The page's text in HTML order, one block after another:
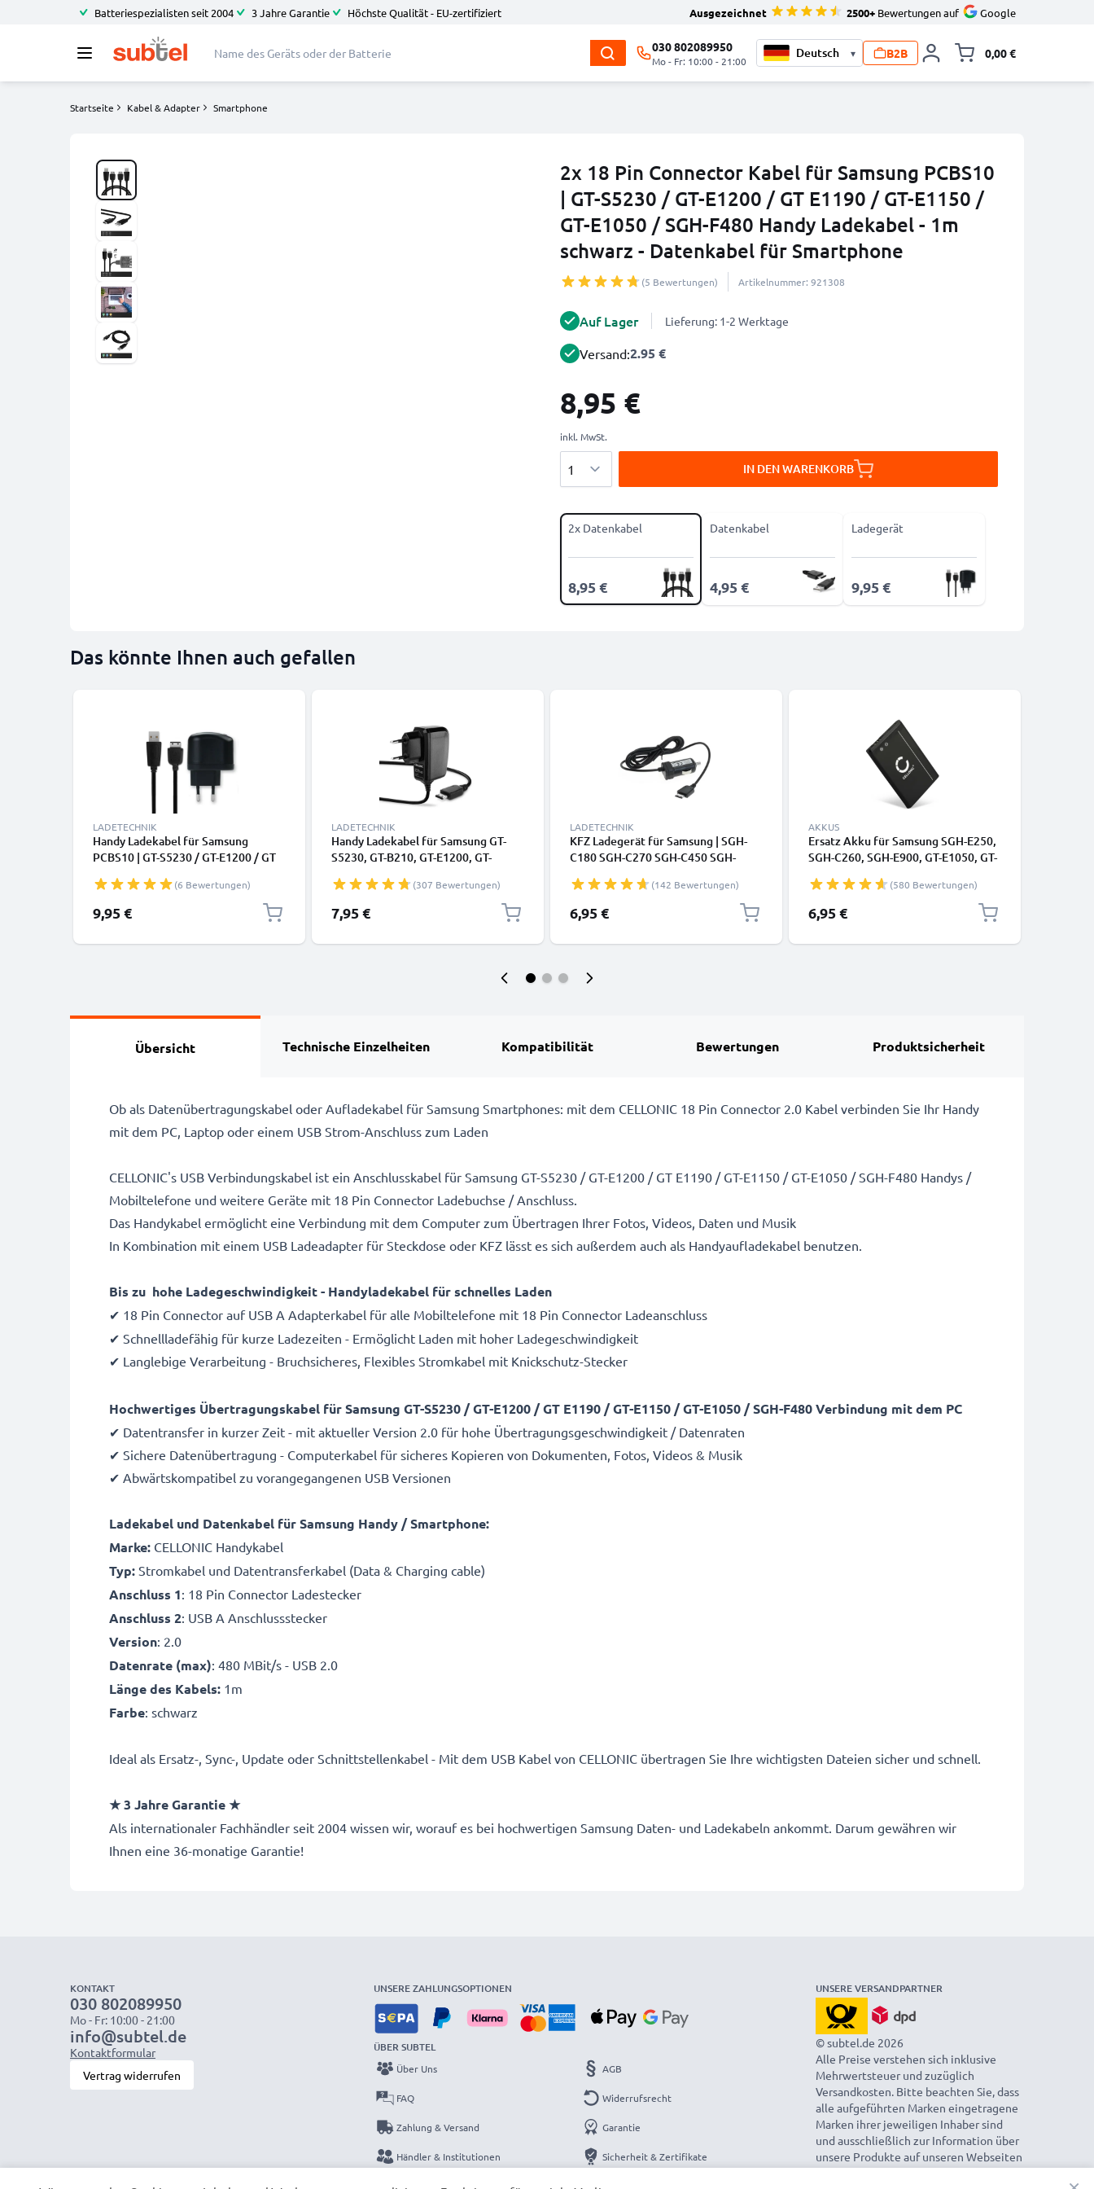
Batteriespezialisten seit 2004 3 Jahre Garantie Höchste Qualität - EU-zertifiziert Ausgezeichnet 2500+ Bewertungen auf Google
030 802089950
Mo - Fr: 10:00 - 21:00
▾ B2B 0,00 €
Startseite Kabel & Adapter Smartphone
2x 18 Pin Connector Kabel für Samsung PCBS10
| GT-S5230 / GT-E1200 / GT E1190 / GT-E1150 /
GT-E1050 / SGH-F480 Handy Ladekabel - 1m
schwarz - Datenkabel für Smartphone
(5 Bewertungen) Artikelnummer: 921308
Auf Lager Lieferung: 1-2 Werktage
Versand:2.95 €
8,95 €
inkl. MwSt.
IN DEN WARENKORB
2x Datenkabel
8,95 €
Datenkabel
4,95 €
Ladegerät
9,95 €
Das könnte Ihnen auch gefallen
LADETECHNIK
Handy Ladekabel für Samsung
PCBS10 | GT-S5230 / GT-E1200 / GT
F480 Smartphone - 1A / 1000mA 18
Pin Connector Ladegerät 1m,
Handyladekabel
(6 Bewertungen)
9,95 €
LADETECHNIK
Handy Ladekabel für Samsung GT-
S5230, GT-B210, GT-E1200, GT-
F480, SGH-P250 Smartphone - 1A /
1000mA Connector Ladegerät 1.1m,
Handyladekabel
(307 Bewertungen)
7,95 €
LADETECHNIK
KFZ Ladegerät für Samsung | SGH-
C180 SGH-C270 SGH-C450 SGH-
Ladekabel
(142 Bewertungen)
6,95 €
AKKUS
Ersatz Akku für Samsung SGH-E250,
SGH-C260, SGH-E900, GT-E1050, GT-
Smartphone - Ersatzakku
AB043446BE 850mAh , Handyakku
(580 Bewertungen)
6,95 €
Übersicht Technische Einzelheiten Kompatibilität Bewertungen Produktsicherheit
Ob als Datenübertragungskabel oder Aufladekabel für Samsung Smartphones: mit dem CELLONIC 18 Pin Connector 2.0 Kabel verbinden Sie Ihr Handy
mit dem PC, Laptop oder einem USB Strom-Anschluss zum Laden
CELLONIC's USB Verbindungskabel ist ein Anschlusskabel für Samsung GT-S5230 / GT-E1200 / GT E1190 / GT-E1150 / GT-E1050 / SGH-F480 Handys /
Mobiltelefone und weitere Geräte mit 18 Pin Connector Ladebuchse / Anschluss.
Das Handykabel ermöglicht eine Verbindung mit dem Computer zum Übertragen Ihrer Fotos, Videos, Daten und Musik
In Kombination mit einem USB Ladeadapter für Steckdose oder KFZ lässt es sich außerdem auch als Handyaufladekabel benutzen.
Bis zu hohe Ladegeschwindigkeit - Handyladekabel für schnelles Laden
✔ 18 Pin Connector auf USB A Adapterkabel für alle Mobiltelefone mit 18 Pin Connector Ladeanschluss
✔ Schnellladefähig für kurze Ladezeiten - Ermöglicht Laden mit hoher Ladegeschwindigkeit
✔ Langlebige Verarbeitung - Bruchsicheres, Flexibles Stromkabel mit Knickschutz-Stecker
Hochwertiges Übertragungskabel für Samsung GT-S5230 / GT-E1200 / GT E1190 / GT-E1150 / GT-E1050 / SGH-F480 Verbindung mit dem PC
✔ Datentransfer in kurzer Zeit - mit aktueller Version 2.0 für hohe Übertragungsgeschwindigkeit / Datenraten
✔ Sichere Datenübertragung - Computerkabel für sicheres Kopieren von Dokumenten, Fotos, Videos & Musik
✔ Abwärtskompatibel zu vorangegangenen USB Versionen
Ladekabel und Datenkabel für Samsung Handy / Smartphone:
Marke: CELLONIC Handykabel
Typ: Stromkabel und Datentransferkabel (Data & Charging cable)
Anschluss 1: 18 Pin Connector Ladestecker
Anschluss 2: USB A Anschlussstecker
Version: 2.0
Datenrate (max): 480 MBit/s - USB 2.0
Länge des Kabels: 1m
Farbe: schwarz
Ideal als Ersatz-, Sync-, Update oder Schnittstellenkabel - Mit dem USB Kabel von CELLONIC übertragen Sie Ihre wichtigsten Dateien sicher und schnell.
★ 3 Jahre Garantie ★
Als internationaler Fachhändler seit 2004 wissen wir, worauf es bei hochwertigen Samsung Daten- und Ladekabeln ankommt. Darum gewähren wir
Ihnen eine 36-monatige Garantie!
KONTAKT
030 802089950
Mo - Fr: 10:00 - 21:00
info@subtel.de
Kontaktformular
Vertrag widerrufen
UNSERE ZAHLUNGSOPTIONEN
ÜBER SUBTEL
Über Uns
FAQ
Zahlung & Versand
Händler & Institutionen
Kataloge
AGB
Widerrufsrecht
Garantie
Sicherheit & Zertifikate
UNSERE VERSANDPARTNER
© subtel.de 2026
Alle Preise verstehen sich inklusive
Mehrwertsteuer und zuzüglich
Versandkosten. Bitte beachten Sie, dass
alle aufgeführten Marken eingetragene
Marken ihrer jeweiligen Inhaber sind
und ausschließlich zur Information über
unsere Produkte auf unseren Webseiten
genannt werden.